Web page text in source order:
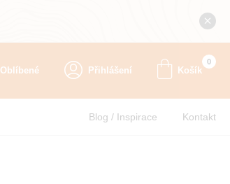
Oblíbené Přihlášení Košík
0
Blog / Inspirace Kontakt